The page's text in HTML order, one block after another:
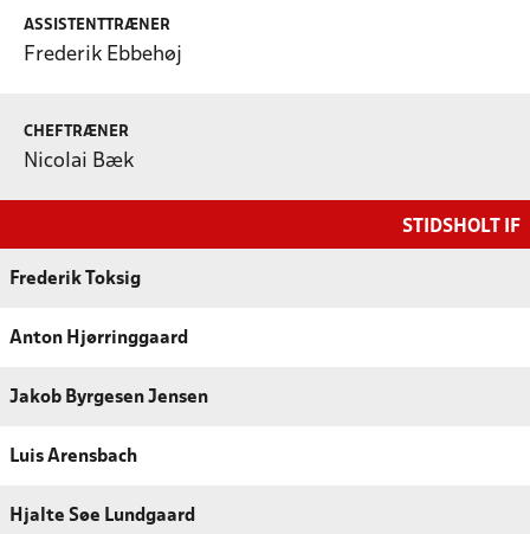
ASSISTENTTRÆNER
Frederik Ebbehøj
CHEFTRÆNER
Nicolai Bæk
STIDSHOLT IF
Frederik Toksig
Anton Hjørringgaard
Jakob Byrgesen Jensen
Luis Arensbach
Hjalte Søe Lundgaard